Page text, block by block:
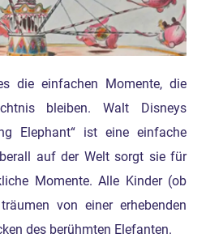
die einfachen Momente, die
bleiben. Walt Disneys
Elephant“ ist eine einfache
auf der Welt sorgt sie für
Momente. Alle Kinder (ob
von einer erhebenden
des berühmten Elefanten.